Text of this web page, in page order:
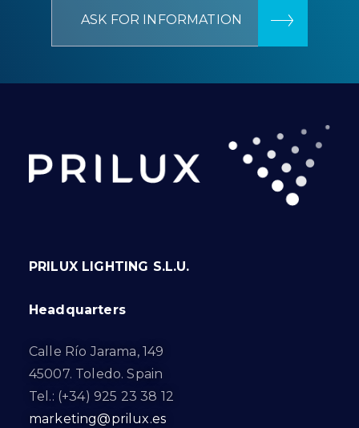
ASK FOR INFORMATION
PRILUX LIGHTING S.L.U.
Headquarters
Calle Río Jarama, 149
45007. Toledo. Spain
Tel.: (+34) 925 23 38 12
marketing@prilux.es